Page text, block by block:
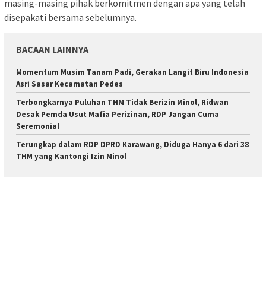
masing-masing pihak berkomitmen dengan apa yang telah
disepakati bersama sebelumnya.
BACAAN LAINNYA
Momentum Musim Tanam Padi, Gerakan Langit Biru Indonesia
Asri Sasar Kecamatan Pedes
Terbongkarnya Puluhan THM Tidak Berizin Minol, Ridwan
Desak Pemda Usut Mafia Perizinan, RDP Jangan Cuma
Seremonial
Terungkap dalam RDP DPRD Karawang, Diduga Hanya 6 dari 38
THM yang Kantongi Izin Minol